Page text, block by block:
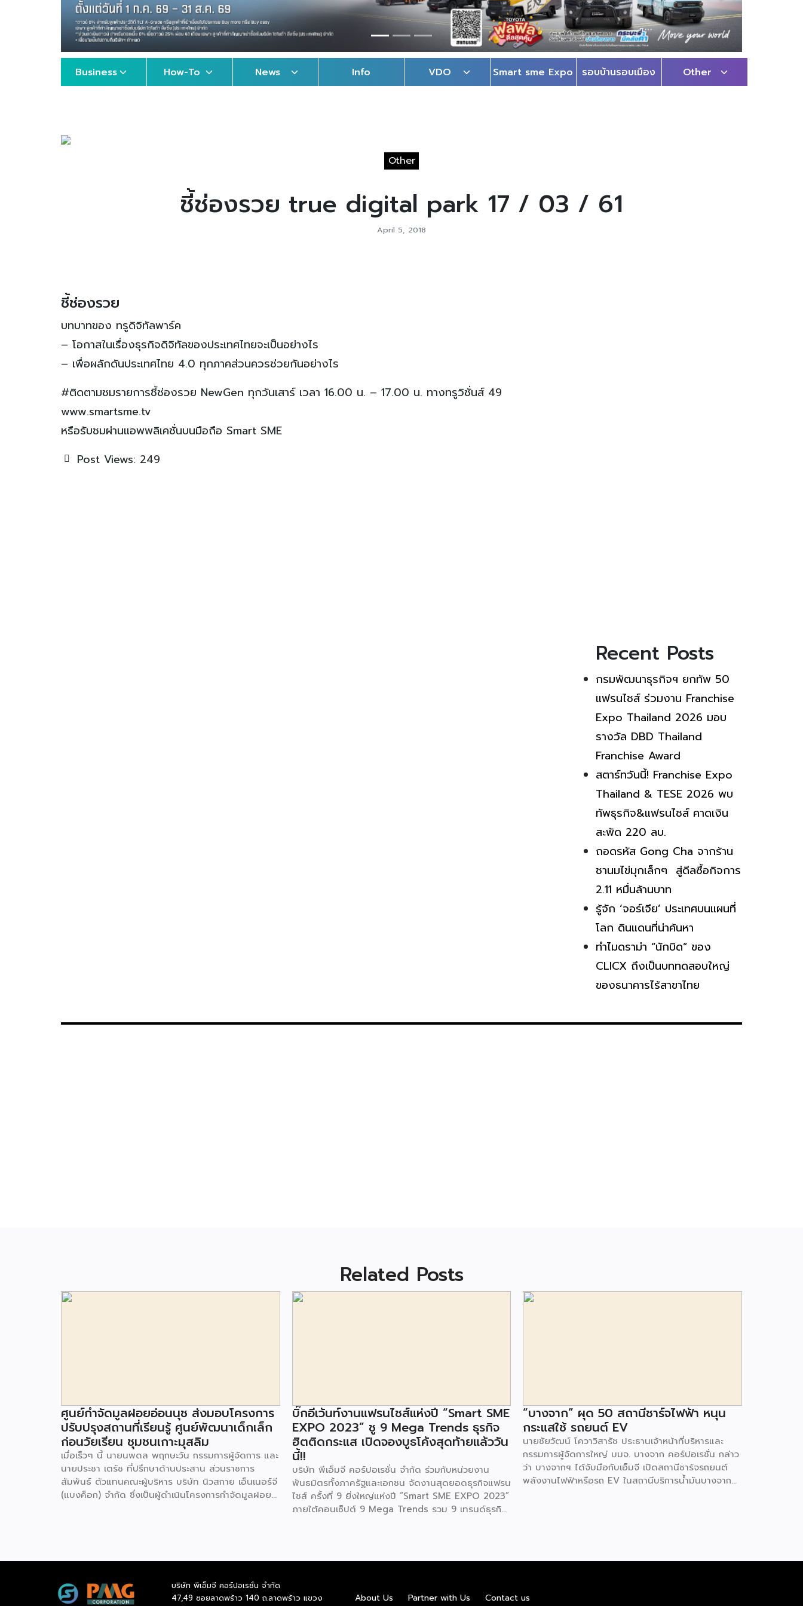
Business How-To News Info VDO Smart sme Expo รอบบ้านรอบเมือง Other
Other
ชี้ช่องรวย true digital park 17 / 03 / 61
April 5, 2018
ชี้ช่องรวย
บทบาทของ ทรูดิจิทัลพาร์ค
– โอกาสในเรื่องธุรกิจดิจิทัลของประเทศไทยจะเป็นอย่างไร
– เพื่อผลักดันประเทศไทย 4.0 ทุกภาคส่วนควรช่วยกันอย่างไร
#ติดตามชมรายการชี้ช่องรวย NewGen ทุกวันเสาร์ เวลา 16.00 น. – 17.00 น. ทางทรูวิชั่นส์ 49
www.smartsme.tv
หรือรับชมผ่านแอพพลิเคชั่นบนมือถือ Smart SME
Post Views: 249
Recent Posts
กรมพัฒนาธุรกิจฯ ยกทัพ 50
แฟรนไชส์ ร่วมงาน Franchise
Expo Thailand 2026 มอบ
รางวัล DBD Thailand
Franchise Award
สตาร์ทวันนี้! Franchise Expo
Thailand & TESE 2026 พบ
ทัพธุรกิจ&แฟรนไชส์ คาดเงิน
สะพัด 220 ลบ.
ถอดรหัส Gong Cha จากร้าน
ชานมไข่มุกเล็กๆ สู่ดีลซื้อกิจการ
2.11 หมื่นล้านบาท
รู้จัก ‘จอร์เจีย’ ประเทศบนแผนที่
โลก ดินแดนที่น่าค้นหา
ทำไมดราม่า “นักบิด” ของ
CLICX ถึงเป็นบททดสอบใหญ่
ของธนาคารไร้สาขาไทย
Related Posts
ศูนย์กำจัดมูลฝอยอ่อนนุช ส่งมอบโครงการ
ปรับปรุงสถานที่เรียนรู้ ศูนย์พัฒนาเด็กเล็ก
ก่อนวัยเรียน ชุมชนเกาะมุสลิม
เมื่อเร็วๆ นี้ นายนพดล พฤกษะวัน กรรมการผู้จัดการ และ
นายประชา เตรัช ที่ปรึกษาด้านประสาน ส่วนราชการ
สัมพันธ์ ตัวแทนคณะผู้บริหาร บริษัท นิวสกาย เอ็นเนอร์จี
(แบงค็อก) จํากัด ซึ่งเป็นผู้ดำเนินโครงการกำจัดมูลฝอย
ประเวศ เขตประเวศ กรุงเทพมหานคร ทั้งนี้โครงการ
ชุมชนเกาะมุสลิม ตั้งอยู่ในซอยอ่อนนุช 86 ดำเนินการขึ้น
เพื่อเพิ่มพื้นที่การเรียนรู้เพิ่มเติมนอกห้องเรียน และใช้เป็น
บิ๊กอีเว้นท์งานแฟรนไชส์แห่งปี “Smart SME
EXPO 2023” ชู 9 Mega Trends ธุรกิจ
ฮิตติดกระแส เปิดจองบูธโค้งสุดท้ายแล้ววัน
นี้!!
บริษัท พีเอ็มจี คอร์ปอเรชั่น จำกัด ร่วมกับหน่วยงาน
พันธมิตรทั้งภาครัฐและเอกชน จัดงานสุดยอดธุรกิจแฟรน
ไชส์ ครั้งที่ 9 ยิ่งใหญ่แห่งปี “Smart SME EXPO 2023”
ภายใต้คอนเซ็ปต์ 9 Mega Trends รวม 9 เทรนด์ธุรกิจ
Health & Wellness Trends, E-Commerce
ระดับร่วม 250 บูธ ในงบลงทุนเริ่มต้นหลักพัน หลักหมื่น
“บางจาก” ผุด 50 สถานีชาร์จไฟฟ้า หนุน
กระแสใช้ รถยนต์ EV
นายชัยวัฒน์ โควาวิสารัช ประธานเจ้าหน้าที่บริหารและ
กรรมการผู้จัดการใหญ่ บมจ. บางจาก คอร์ปอเรชั่น กล่าว
ว่า บางจากฯ ได้จับมือกับเอ็มจี เปิดสถานีชาร์จรถยนต์
พลังงานไฟฟ้าหรือรถ EV ในสถานีบริการน้ำมันบางจาก
จะทำให้สถานีบริการน้ำมันบางจากมีสถานีชาร์จรถ EV ทั้ง
พลังงานไฟฟ้า เพื่อรองรับการเติบโตของตลาดรถยนต์
บริษัท พีเอ็มจี คอร์ปอเรชั่น จำกัด
47,49 ซอยลาดพร้าว 140 ถ.ลาดพร้าว แขวง
About Us Partner with Us Contact us